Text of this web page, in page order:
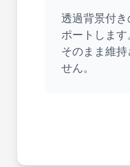
透過背景付
ポートしま
そのまま維持
せん。